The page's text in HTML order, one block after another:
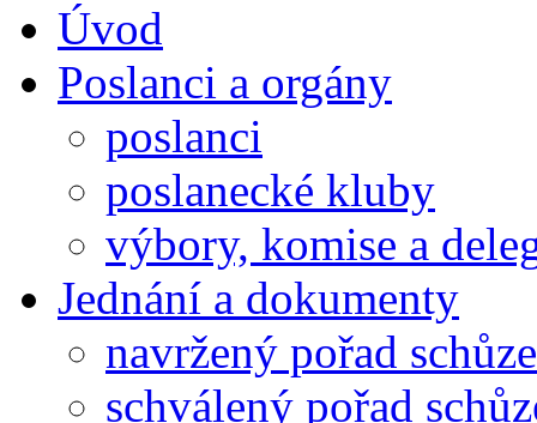
Úvod
Poslanci a orgány
poslanci
poslanecké kluby
výbory, komise a
Jednání a dokumenty
navržený pořad schůze
schválený pořad